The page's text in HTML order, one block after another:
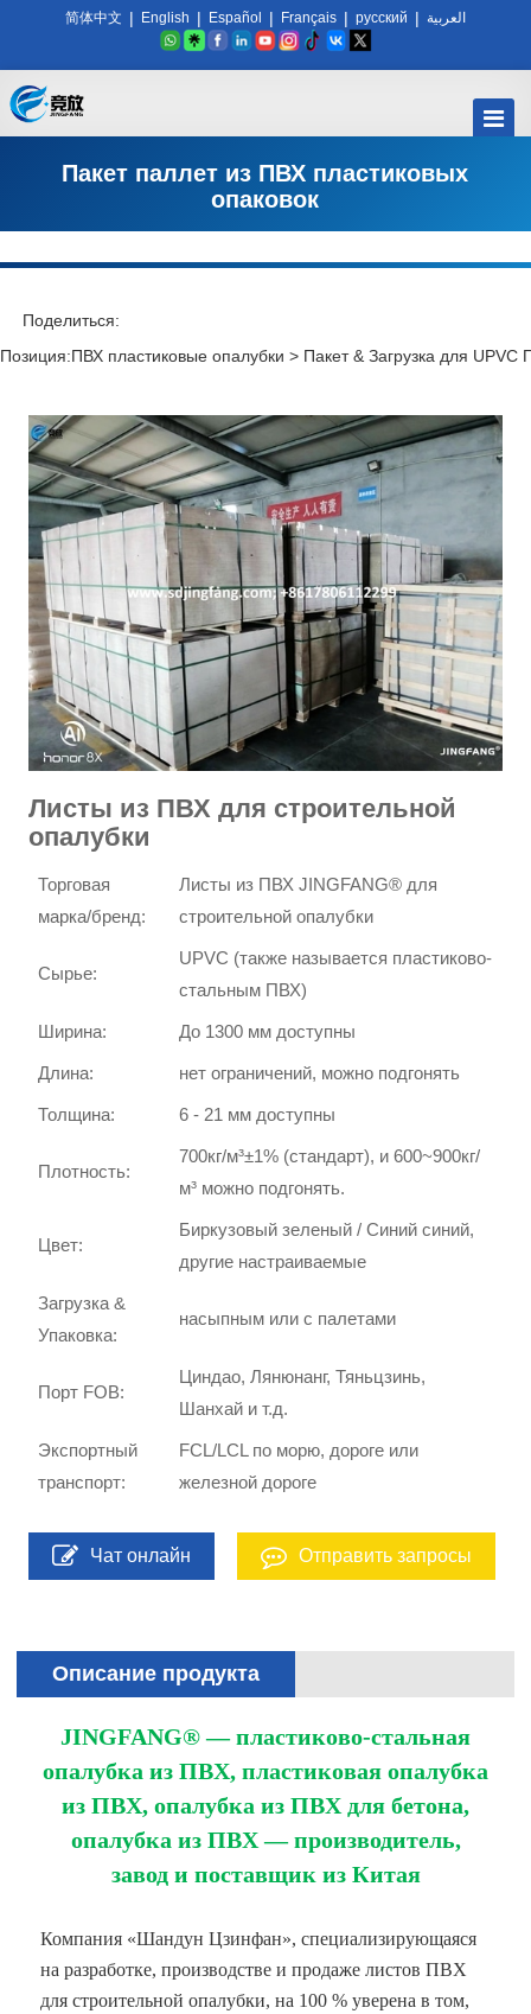
简体中文 | English | Español | Français | русский | العربية
Пакет паллет из ПВХ пластиковых
опаковок
Поделиться:
Позиция:ПВХ пластиковые опалубки > Пакет & Загрузка для UPVC
Листы из ПВХ для строительной
опалубки
Торговая
марка/бренд:
Листы из ПВХ JINGFANG® для
строительной опалубки
Сырье:
UPVC (также называется пластиково-
стальным ПВХ)
Ширина: До 1300 мм доступны
Длина: нет ограничений, можно подгонять
Толщина: 6 - 21 мм доступны
Плотность:
700кг/м³±1% (стандарт), и 600~900кг/
м³ можно подгонять.
Цвет:
Биркузовый зеленый / Синий синий,
другие настраиваемые
Загрузка &
Упаковка:
насыпным или с палетами
Порт FOB:
Циндао, Лянюнанг, Тяньцзинь,
Шанхай и т.д.
Экспортный
транспорт:
FCL/LCL по морю, дороге или
железной дороге
Чат онлайн Отправить запросы
Описание продукта
JINGFANG® — пластиково-стальная
опалубка из ПВХ, пластиковая опалубка
из ПВХ, опалубка из ПВХ для бетона,
опалубка из ПВХ — производитель,
завод и поставщик из Китая
Компания «Шандун Цзинфан», специализирующаяся
на разработке, производстве и продаже листов ПВХ
для строительной опалубки, на 100 % уверена в том,